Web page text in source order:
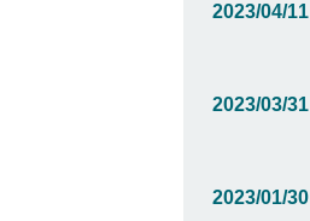
2023/04/11
2023/03/31
2023/01/30